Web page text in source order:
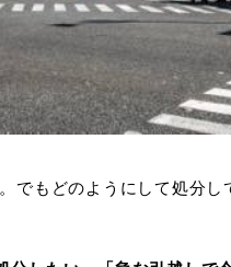
でもどのようにして処分し